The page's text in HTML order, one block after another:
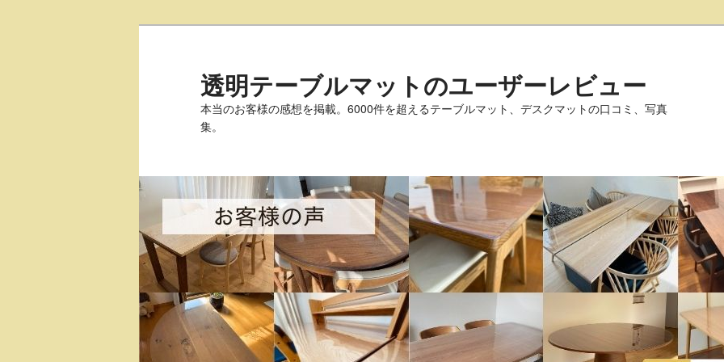
透明テーブルマットのユーザーレビュー
本当のお客様の感想を掲載。6000件を超えるテーブルマット、デスクマットの口コミ、写真
集。